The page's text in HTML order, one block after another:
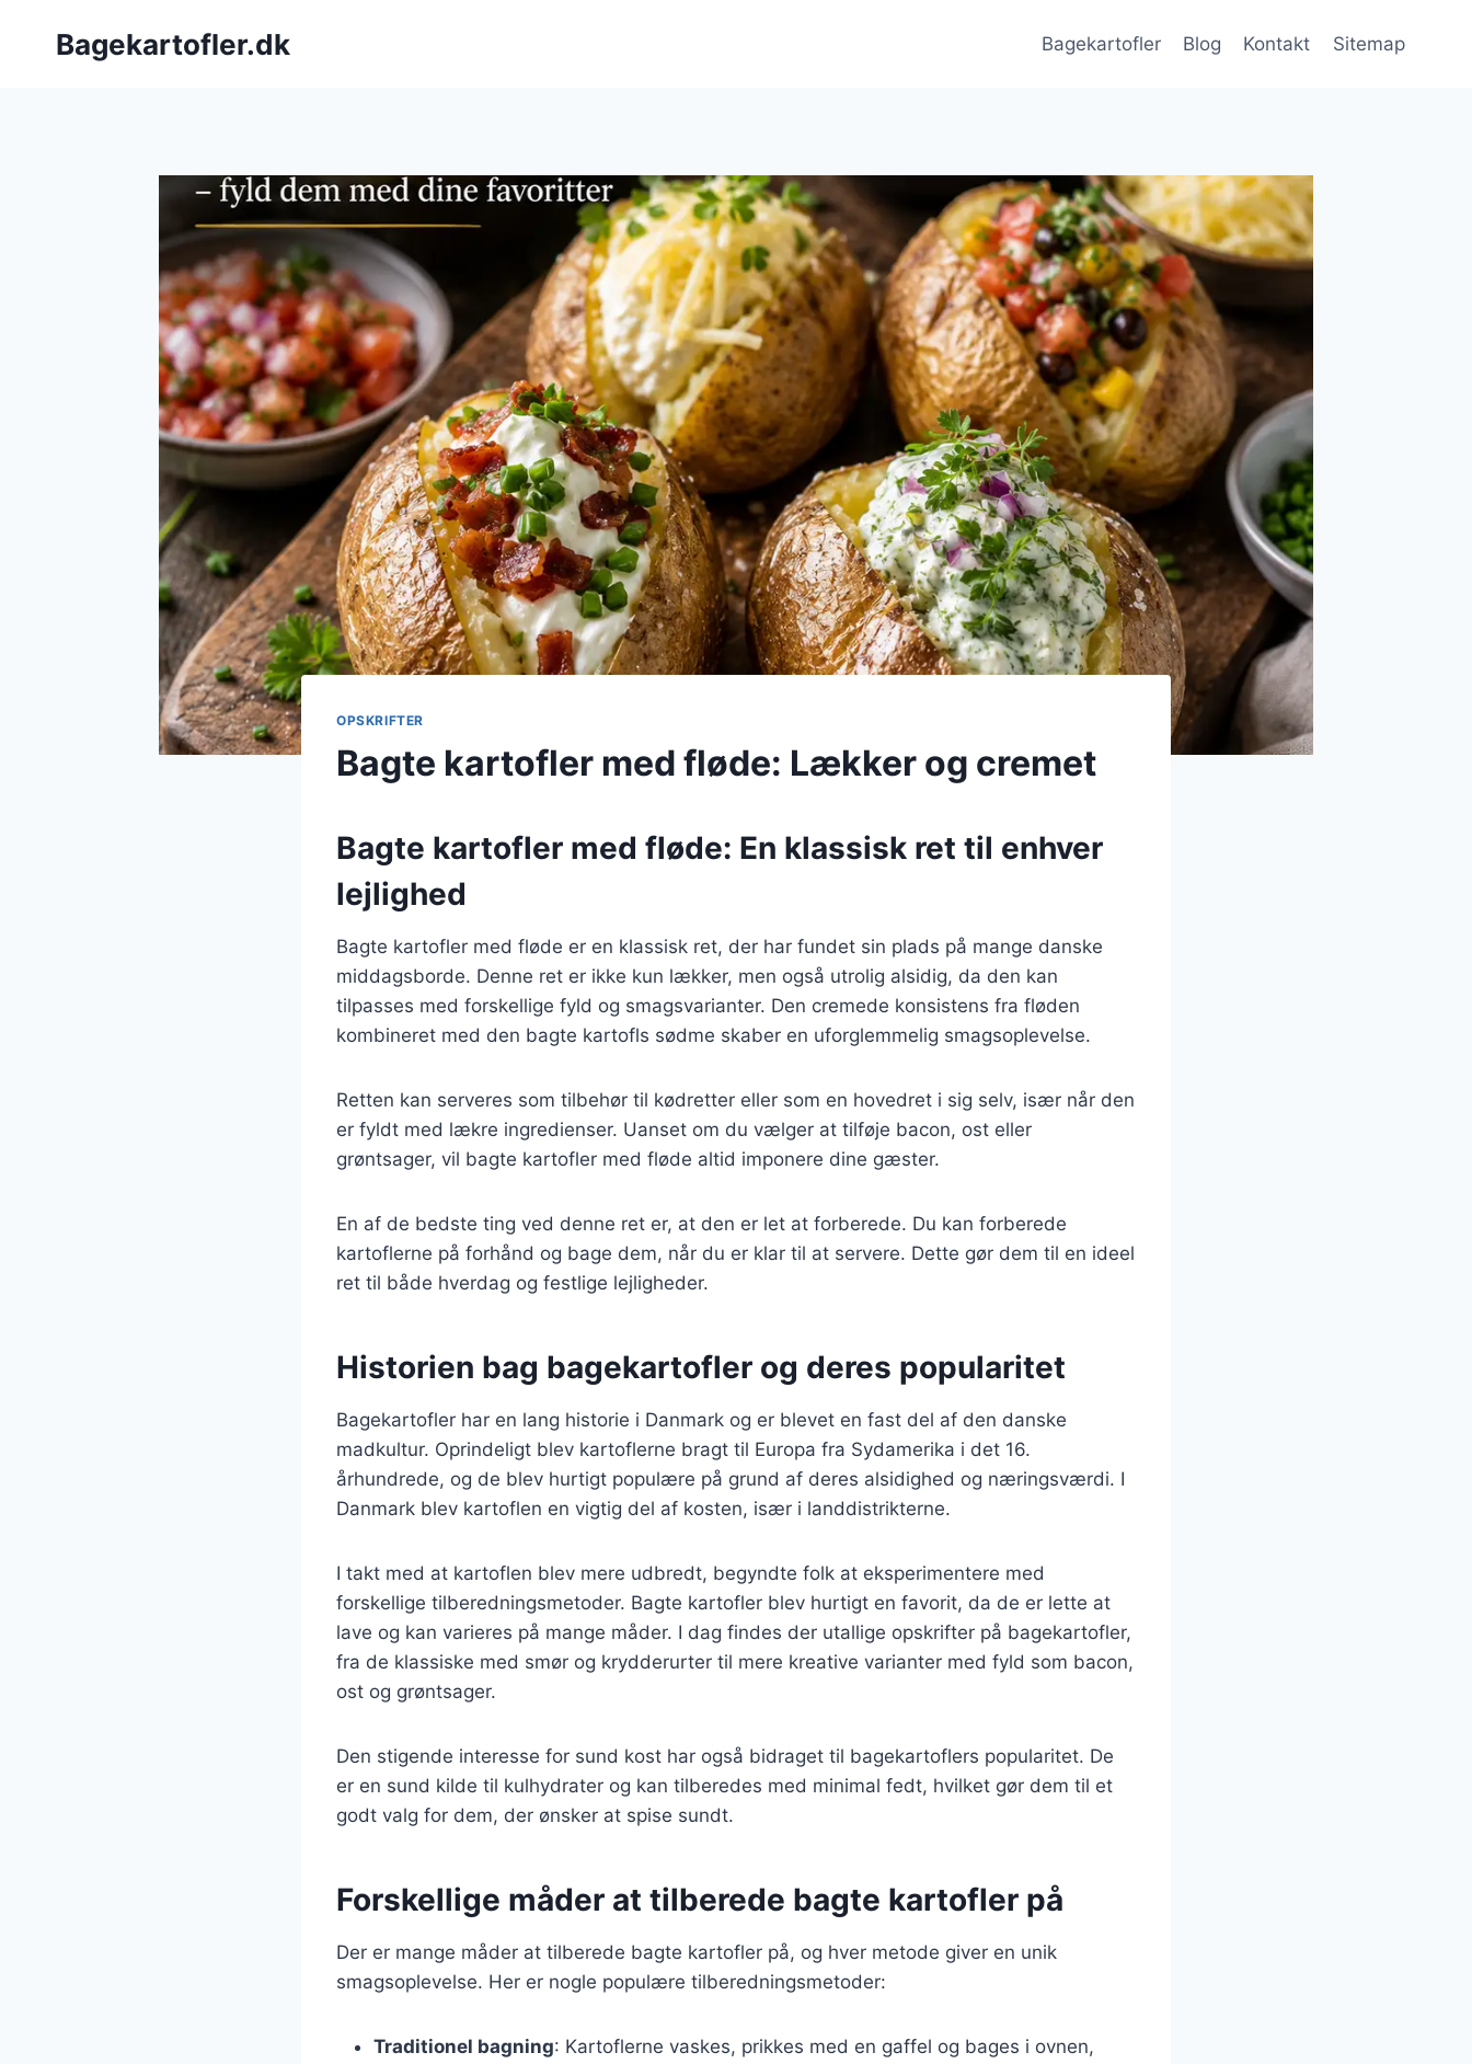
Bagekartofler.dk Bagekartofler Blog Kontakt Sitemap
OPSKRIFTER
Bagte kartofler med fløde: Lækker og cremet
Bagte kartofler med fløde: En klassisk ret til enhver
lejlighed
Bagte kartofler med fløde er en klassisk ret, der har fundet sin plads på mange danske
middagsborde. Denne ret er ikke kun lækker, men også utrolig alsidig, da den kan
tilpasses med forskellige fyld og smagsvarianter. Den cremede konsistens fra fløden
kombineret med den bagte kartofls sødme skaber en uforglemmelig smagsoplevelse.
Retten kan serveres som tilbehør til kødretter eller som en hovedret i sig selv, især når den
er fyldt med lækre ingredienser. Uanset om du vælger at tilføje bacon, ost eller
grøntsager, vil bagte kartofler med fløde altid imponere dine gæster.
En af de bedste ting ved denne ret er, at den er let at forberede. Du kan forberede
kartoflerne på forhånd og bage dem, når du er klar til at servere. Dette gør dem til en ideel
ret til både hverdag og festlige lejligheder.
Historien bag bagekartofler og deres popularitet
Bagekartofler har en lang historie i Danmark og er blevet en fast del af den danske
madkultur. Oprindeligt blev kartoflerne bragt til Europa fra Sydamerika i det 16.
århundrede, og de blev hurtigt populære på grund af deres alsidighed og næringsværdi. I
Danmark blev kartoflen en vigtig del af kosten, især i landdistrikterne.
I takt med at kartoflen blev mere udbredt, begyndte folk at eksperimentere med
forskellige tilberedningsmetoder. Bagte kartofler blev hurtigt en favorit, da de er lette at
lave og kan varieres på mange måder. I dag findes der utallige opskrifter på bagekartofler,
fra de klassiske med smør og krydderurter til mere kreative varianter med fyld som bacon,
ost og grøntsager.
Den stigende interesse for sund kost har også bidraget til bagekartoflers popularitet. De
er en sund kilde til kulhydrater og kan tilberedes med minimal fedt, hvilket gør dem til et
godt valg for dem, der ønsker at spise sundt.
Forskellige måder at tilberede bagte kartofler på
Der er mange måder at tilberede bagte kartofler på, og hver metode giver en unik
smagsoplevelse. Her er nogle populære tilberedningsmetoder:
Traditionel bagning: Kartoflerne vaskes, prikkes med en gaffel og bages i ovnen,